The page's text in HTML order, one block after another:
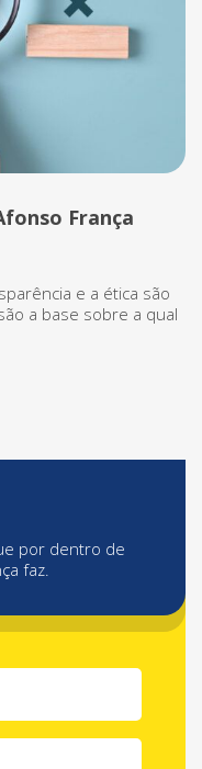
França
e a ética são
a base sobre a qual
por dentro de
faz.